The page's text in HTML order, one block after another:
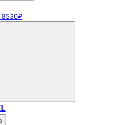
8530₽